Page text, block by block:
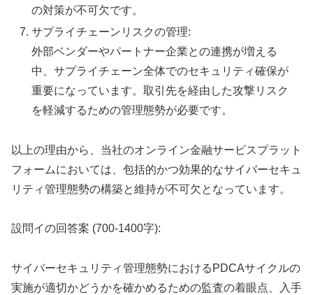
の対策が不可欠です。
サプライチェーンリスクの管理:
外部ベンダーやパートナー企業との連携が増える
中、サプライチェーン全体でのセキュリティ確保が
重要になっています。取引先を経由した攻撃リスク
を軽減するための管理態勢が必要です。
以上の理由から、当社のオンライン金融サービスプラット
フォームにおいては、包括的かつ効果的なサイバーセキュ
リティ管理態勢の構築と維持が不可欠となっています。
設問イの回答案 (700-1400字):
サイバーセキュリティ管理態勢におけるPDCAサイクルの
実施が適切かどうかを確かめるための監査の着眼点、入手